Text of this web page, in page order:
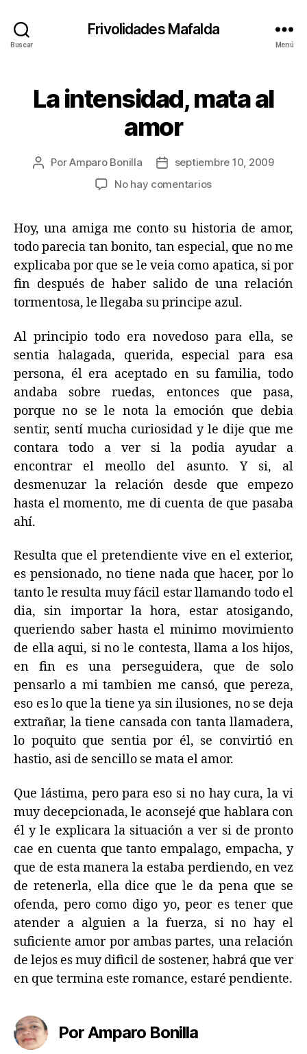
Buscar
Frivolidades Mafalda
Menú
Categorías
N
La intensidad, mata al
amor
Autor
PorAmparo Bonilla
Fechaseptiembre 10, 2009
No hay comentariosen
mata
al
amor
Hoy, una amiga me conto su historia de amor,
todo parecia tan bonito, tan especial, que no me
explicaba por que se le veia como apatica, si por
fin después de haber salido de una relación
tormentosa, le llegaba su principe azul.
Al principio todo era novedoso para ella, se
sentia halagada, querida, especial para esa
persona, él era aceptado en su familia, todo
andaba sobre ruedas, entonces que pasa,
porque no se le nota la emoción que debia
sentir, sentí mucha curiosidad y le dije que me
contara todo a ver si la podia ayudar a
encontrar el meollo del asunto. Y si, al
desmenuzar la relación desde que empezo
hasta el momento, me di cuenta de que pasaba
ahí.
Resulta que el pretendiente vive en el exterior,
es pensionado, no tiene nada que hacer, por lo
tanto le resulta muy fácil estar llamando todo el
dia, sin importar la hora, estar atosigando,
queriendo saber hasta el minimo movimiento
de ella aqui, si no le contesta, llama a los hijos,
en fin es una perseguidera, que de solo
pensarlo a mi tambien me cansó, que pereza,
eso es lo que la tiene ya sin ilusiones, no se deja
extrañar, la tiene cansada con tanta llamadera,
lo poquito que sentia por él, se convirtió en
hastio, asi de sencillo se mata el amor.
Que lástima, pero para eso si no hay cura, la vi
muy decepcionada, le aconsejé que hablara con
él y le explicara la situación a ver si de pronto
cae en cuenta que tanto empalago, empacha, y
que de esta manera la estaba perdiendo, en vez
de retenerla, ella dice que le da pena que se
ofenda, pero como digo yo, peor es tener que
atender a alguien a la fuerza, si no hay el
suficiente amor por ambas partes, una relación
de lejos es muy dificil de sostener, habrá que ver
en que termina este romance, estaré pendiente.
Por Amparo Bonilla